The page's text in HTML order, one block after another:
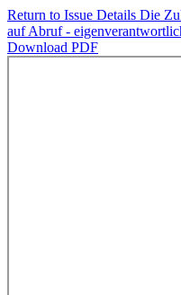
Return to Issue Details Die
auf Abruf -
Download PDF